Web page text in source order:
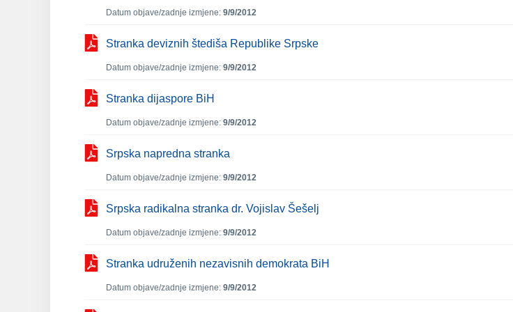
Datum objave/zadnje izmjene: 9/9/2012
Stranka deviznih štediša Republike Srpske
Datum objave/zadnje izmjene: 9/9/2012
Stranka dijaspore BiH
Datum objave/zadnje izmjene: 9/9/2012
Srpska napredna stranka
Datum objave/zadnje izmjene: 9/9/2012
Srpska radikalna stranka dr. Vojislav Šešelj
Datum objave/zadnje izmjene: 9/9/2012
Stranka udruženih nezavisnih demokrata BiH
Datum objave/zadnje izmjene: 9/9/2012